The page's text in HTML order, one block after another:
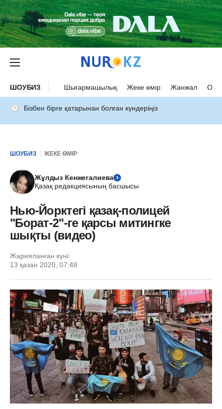
ШОУБИЗ Шығармашылық Жеке өмір Жанжал
Бізбен бірге қатарынан болған күндеріңіз
ШОУБИЗ ЖЕКЕ ӨМІР
Жұлдыз Кенжегалиева
Қазақ редакциясының басшысы
Нью-Йорктегі қазақ-полицей
"Борат-2"-ге қарсы митингке
шықты (видео)
Жарияланған күні:
13 қазан 2020, 07:48